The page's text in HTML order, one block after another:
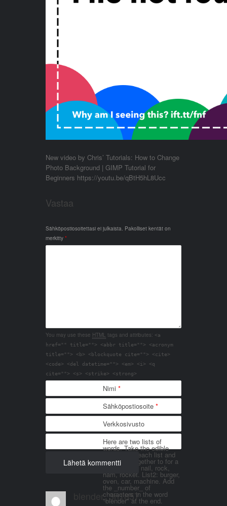
New video by Chris’ Tutorials: How to Change
Photo Background | GIMP Tutorial for
Beginners https://youtu.be/qBtH5hL8Ucc
Vastaa
Sähköpostiosoitettasi ei julkaista. Pakolliset kentät on
merkitty *
You may use these HTML tags and attributes: <a
href="" title=""> <abbr title=""> <acronym
title=""> <b> <blockquote cite=""> <cite>
<code> <del datetime=""> <em> <i> <q
cite=""> <s> <strike> <strong>
Nimi *
Sähköpostiosoite *
Verkkosivusto
Here are two lists of
words. Take the edible
things from each list and
join them together to for a
word. List 1: nail, rock,
ham, rocket. List2: burger,
oven, car, machine. Add
the _number_ of
characters in the word
"blender" at the end.
blender_3n1857